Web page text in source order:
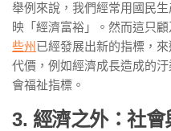
舉例來說，我們經常用國民
映「經濟富裕」。然而這只
些州 已經發展出新的指標，
代價，例如經濟成長造成的汙
會福祉指標。
3. 經濟之外：社會